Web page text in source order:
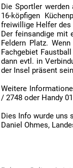
Die Sportler werden
16-köpfigen
freiwillige Helfer des
Der feinsandige mit
Feldern Platz.
Fachgebiet
dann evtl. in
der Insel präsent
Weitere
/ 2748 oder Handy
Dies Info wurde uns
Daniel Ohmes,